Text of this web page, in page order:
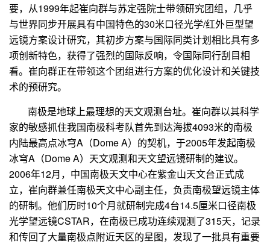
要，从1999年起崔向群与苏定强院士带领研究团组，几乎
与世界同步开展具有中国特色的30米口径光学/红外巨型望
远镜方案设计研究，其初步方案与国际同类计划相比具有多
项创新特色，获得了强烈的国际反响，令国际同行刮目相
看。崔向群正在带领这个团组进行方案的优化设计和关键技
术的预研究。
南极是地球上最理想的天文观测台址。崔向群以其科学
家的敏感抓住我国南极科考队首先到达海拔4093米的南极
内陆最高点冰穹A （Dome A）的契机，于2005年发起南极
冰穹A （Dome A）天文观测和天文望远镜研制的建议。
2006年12月，中国南极天文中心在紫金山天文台正式成
立，崔向群兼任南极天文中心副主任，负责南极望远镜主体
的研制。他们历时10个月就研制完成4台14.5厘米口径南极
光学望远镜CSTAR，在南极已成功连续观测了315天，记录
和传回了大量南极点附近天区的星图，发现了一批具有重要